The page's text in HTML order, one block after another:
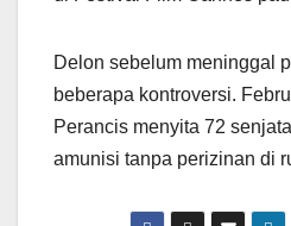
Delon sebelum meninggal
beberapa kontroversi.
Perancis menyita 72
amunisi tanpa perizinan di